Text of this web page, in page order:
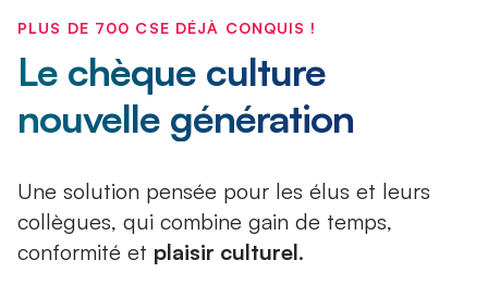
PLUS DE 700 CSE DÉJÀ CONQUIS !
Le chèque culture
nouvelle génération
Une solution pensée pour les élus et leurs
collègues, qui combine gain de temps,
conformité et plaisir culturel.